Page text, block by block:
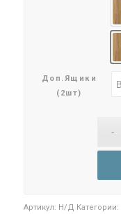
Доп.ящики
(2шт)
Артикул: Н/Д Категории: